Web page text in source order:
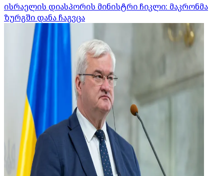
ისრაელის დიასპორის მინისტრი ჩიკლი: მაკრონმა
ზურგში დანა ჩაგვცა